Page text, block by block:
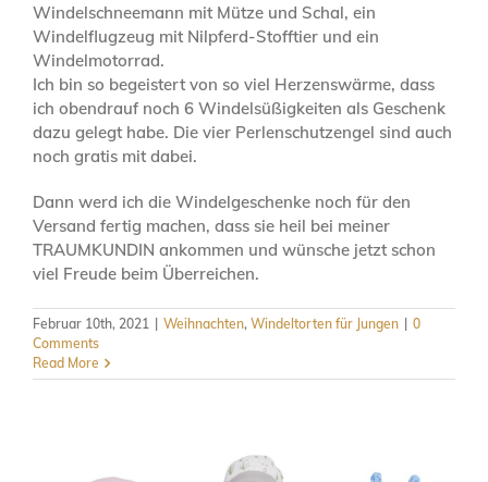
Windelschneemann mit Mütze und Schal, ein
Windelflugzeug mit Nilpferd-Stofftier und ein
Windelmotorrad.
Ich bin so begeistert von so viel Herzenswärme, dass
ich obendrauf noch 6 Windelsüßigkeiten als Geschenk
dazu gelegt habe. Die vier Perlenschutzengel sind auch
noch gratis mit dabei.
Dann werd ich die Windelgeschenke noch für den
Versand fertig machen, dass sie heil bei meiner
TRAUMKUNDIN ankommen und wünsche jetzt schon
viel Freude beim Überreichen.
Februar 10th, 2021 | Weihnachten, Windeltorten für Jungen | 0
Comments
Read More